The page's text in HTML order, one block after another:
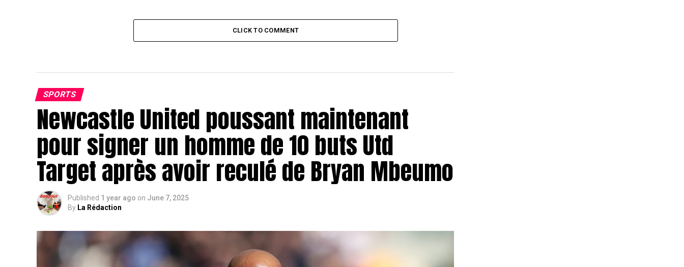
CLICK TO COMMENT
SPORTS
Newcastle United poussant maintenant
pour signer un homme de 10 buts Utd
Target après avoir reculé de Bryan Mbeumo
Published 1 year ago on June 7, 2025
By La Rédaction